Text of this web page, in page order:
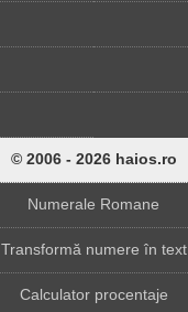
© 2006 - 2026 haios.ro
Numerale Romane
Transformă numere în text
Calculator procentaje